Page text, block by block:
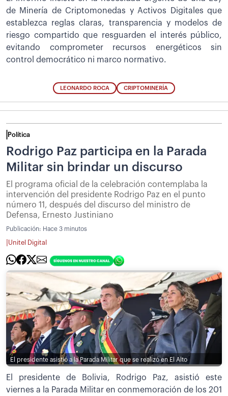
de Minería de Criptomonedas y Activos Digitales que
establezca reglas claras, transparencia y modelos de
riesgo compartido que resguarden el interés público,
evitando comprometer recursos energéticos sin
control democrático ni marco normativo.
LEONARDO ROCA CRIPTOMINERÍA
Política
Rodrigo Paz participa en la Parada
Militar sin brindar un discurso
El programa oficial de la celebración contemplaba la
intervención del presidente Rodrigo Paz en el punto
número 11, después del discurso del ministro de
Defensa, Ernesto Justiniano
Publicación: Hace 3 minutos
Unitel Digital
El presidente asistió a la Parada Militar que se realizó en El Alto
El presidente de Bolivia, Rodrigo Paz, asistió este
viernes a la Parada Militar en conmemoración de los 201